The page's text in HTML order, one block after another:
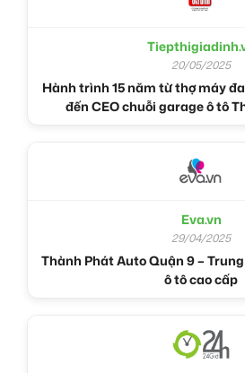
20/05/2025
Hành trình 15 năm từ thợ máy
đến CEO chuỗi garage ô tô
Eva.vn
29/04/2025
Thành Phát Auto Quận 9 –
ô tô cao cấp